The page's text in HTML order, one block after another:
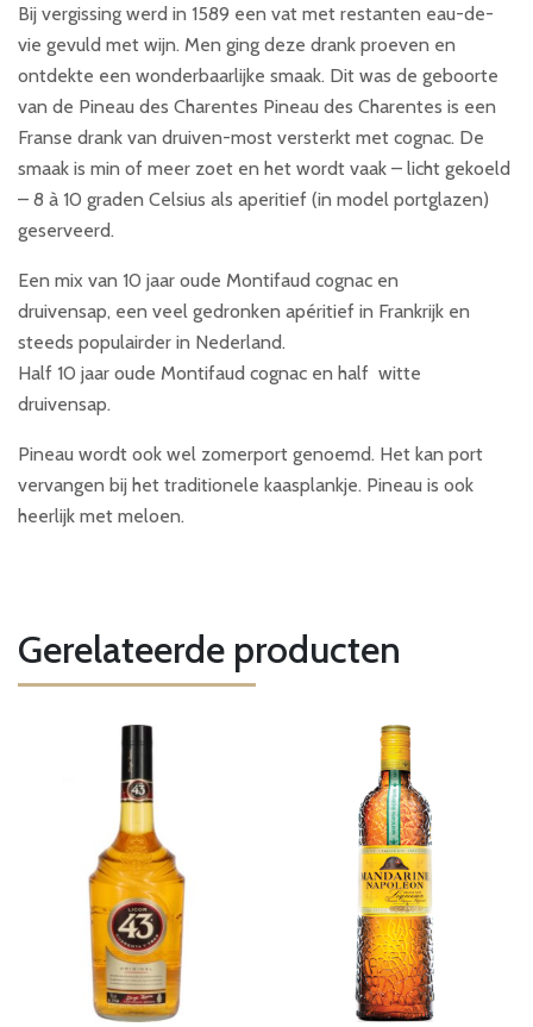
Bij vergissing werd in 1589 een vat met restanten eau-de-
vie gevuld met wijn. Men ging deze drank proeven en
ontdekte een wonderbaarlijke smaak. Dit was de geboorte
van de Pineau des Charentes Pineau des Charentes is een
Franse drank van druiven-most versterkt met cognac. De
smaak is min of meer zoet en het wordt vaak – licht gekoeld
– 8 à 10 graden Celsius als aperitief (in model portglazen)
geserveerd.
Een mix van 10 jaar oude Montifaud cognac en
druivensap, een veel gedronken apéritief in Frankrijk en
steeds populairder in Nederland.
Half 10 jaar oude Montifaud cognac en half witte
druivensap.
Pineau wordt ook wel zomerport genoemd. Het kan port
vervangen bij het traditionele kaasplankje. Pineau is ook
heerlijk met meloen.
Gerelateerde producten